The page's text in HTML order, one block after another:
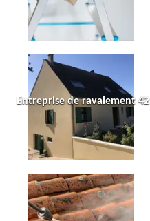
Entreprise de ravalement 42